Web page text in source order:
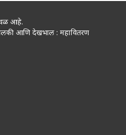
आहे.
आणि देखभाल : महावितरण